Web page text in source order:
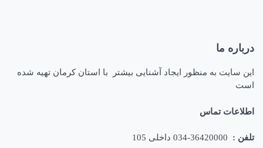
درباره ما
این سایت به منظور ایجاد آشنایی بیشتر با استان کرمان تهیه شده
است
اطلاعات تماس
تلفن :